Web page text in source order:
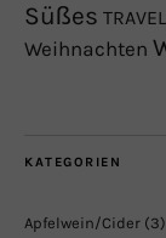
Süßes TRAVEL
Weihnachten
KATEGORIEN
Apfelwein/Cider (3)